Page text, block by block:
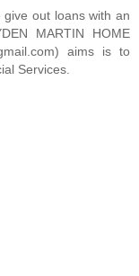
give out loans with an
MARTIN HOME
aims is to
Services.